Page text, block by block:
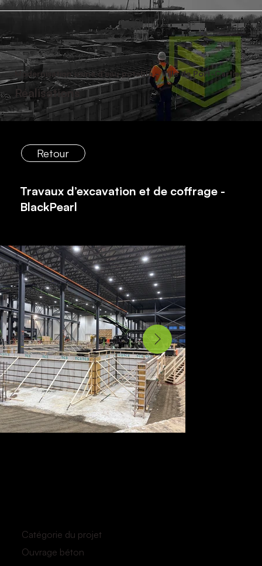
Réalisations
Modernisation usine d'eau potable - Ville de Port-Cartier
Retour
Travaux d’excavation et de coffrage -
BlackPearl
Catégorie du projet
Ouvrage béton